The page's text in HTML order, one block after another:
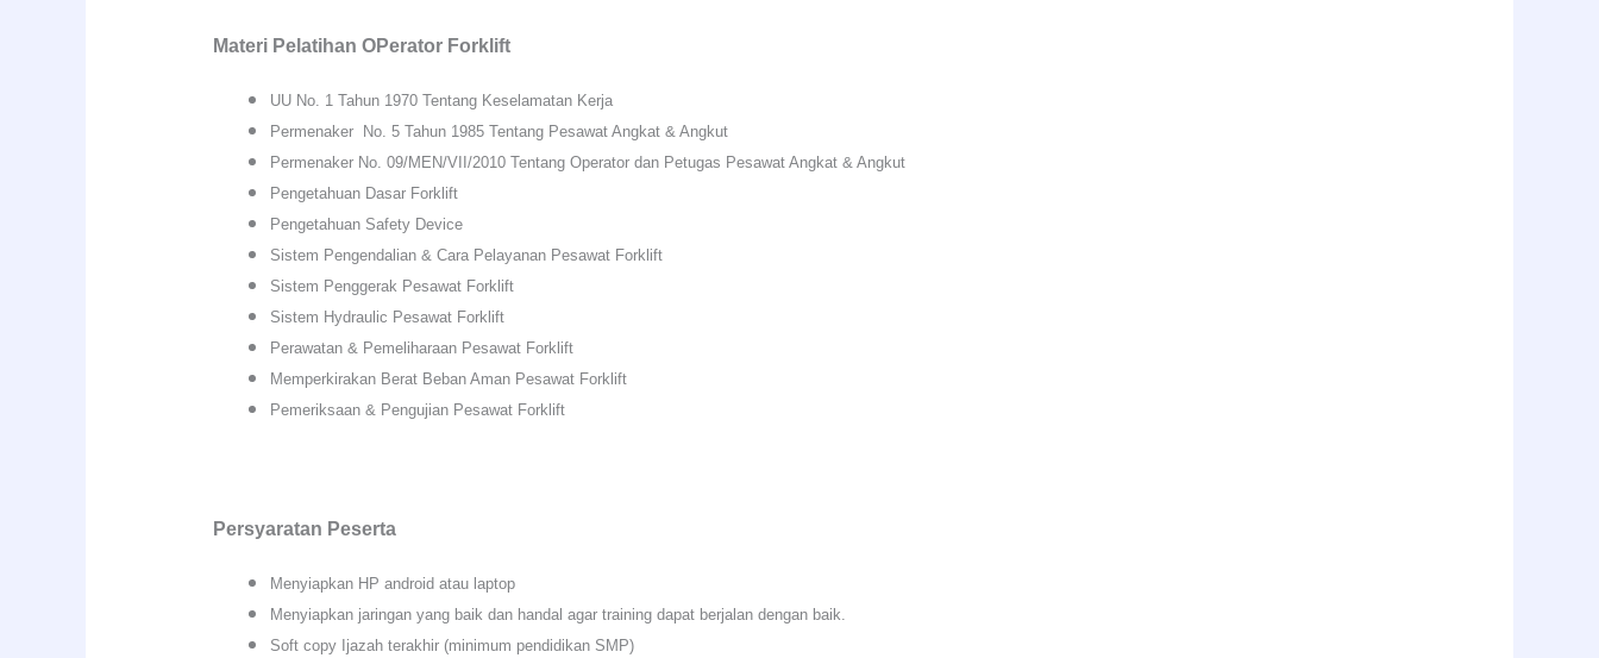
Materi Pelatihan OPerator Forklift
UU No. 1 Tahun 1970 Tentang Keselamatan Kerja
Permenaker No. 5 Tahun 1985 Tentang Pesawat Angkat & Angkut
Permenaker No. 09/MEN/VII/2010 Tentang Operator dan Petugas Pesawat Angkat & Angkut
Pengetahuan Dasar Forklift
Pengetahuan Safety Device
Sistem Pengendalian & Cara Pelayanan Pesawat Forklift
Sistem Penggerak Pesawat Forklift
Sistem Hydraulic Pesawat Forklift
Perawatan & Pemeliharaan Pesawat Forklift
Memperkirakan Berat Beban Aman Pesawat Forklift
Pemeriksaan & Pengujian Pesawat Forklift
Persyaratan Peserta
Menyiapkan HP android atau laptop
Menyiapkan jaringan yang baik dan handal agar training dapat berjalan dengan baik.
Soft copy Ijazah terakhir (minimum pendidikan SMP)